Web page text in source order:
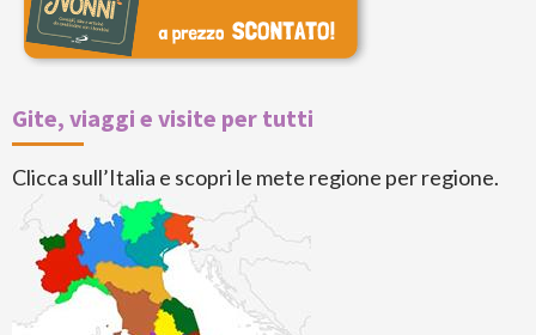
Gite, viaggi e visite per tutti
Clicca sull’Italia e scopri le mete regione per regione.